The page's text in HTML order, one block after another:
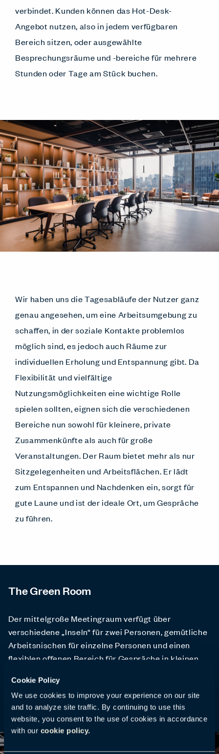
Cookie Policy
We use cookies to improve your experience on our site
and to analyze site traffic. By continuing to use this
website, you consent to the use of cookies in accordance
with our cookie policy.
verbindet. Kunden können das Hot-Desk-
Angebot nutzen, also in jedem verfügbaren
Bereich sitzen, oder ausgewählte
Besprechungsräume und -bereiche für mehrere
Stunden oder Tage am Stück buchen.
Wir haben uns die Tagesabläufe der Nutzer ganz
genau angesehen, um eine Arbeitsumgebung zu
schaffen, in der soziale Kontakte problemlos
möglich sind, es jedoch auch Räume zur
individuellen Erholung und Entspannung gibt. Da
Flexibilität und vielfältige
Nutzungsmöglichkeiten eine wichtige Rolle
spielen sollten, eignen sich die verschiedenen
Bereiche nun sowohl für kleinere, private
Zusammenkünfte als auch für große
Veranstaltungen. Der Raum bietet mehr als nur
Sitzgelegenheiten und Arbeitsflächen. Er lädt
zum Entspannen und Nachdenken ein, sorgt für
gute Laune und ist der ideale Ort, um Gespräche
zu führen.
The Green Room
Der mittelgroße Meetingraum verfügt über
verschiedene „Inseln“ für zwei Personen, gemütliche
Arbeitsnischen für einzelne Personen und einen
flexiblen offenen Bereich für Gespräche in kleinen
Pflanzen sorgen für frisches Grün. Zudem bietet der
Raum einen unvergleichlichen Blick auf die Stadt.